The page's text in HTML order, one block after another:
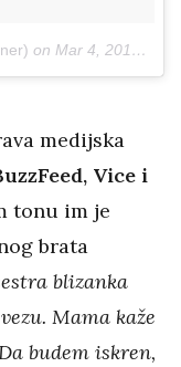
on Mar 4, 2018 at 9:06am PST
medijska
Vice i
tonu im je
brata
blizanka
Mama kaže
budem iskren,